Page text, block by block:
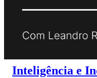
Inteligência e